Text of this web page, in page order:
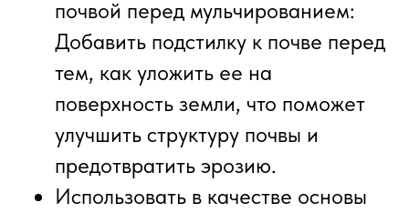
почвой перед мульчированием:
Добавить подстилку к почве перед
тем, как уложить ее на
поверхность земли, что поможет
улучшить структуру почвы и
предотвратить эрозию.
Использовать в качестве основы